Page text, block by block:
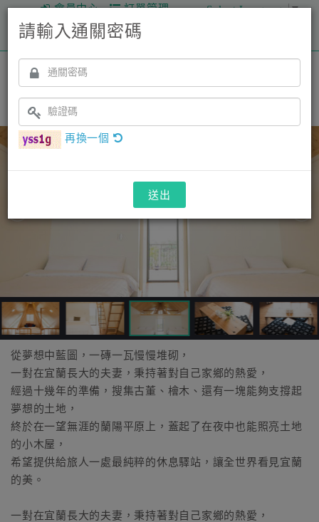
會員中心 訂單管理 Select Language▼
2026/08/08 - 2026/08/09
工匠家小木屋民宿
宜蘭縣民宿941號｜ 訂房專線：0912591878 ｜
從夢想中藍圖，一磚一瓦慢慢堆砌，
一對在宜蘭長大的夫妻，秉持著對自己家鄉的熱愛，
經過十幾年的準備，搜集古董、檜木、還有一塊能夠支撐起
夢想的土地，
終於在一望無涯的蘭陽平原上，蓋起了在夜中也能照亮土地
的小木屋，
希望提供給旅人一處最純粹的休息驛站，讓全世界看見宜蘭
的美。
一對在宜蘭長大的夫妻，秉持著對自己家鄉的熱愛，
請輸入通關密碼
再換一個
送出